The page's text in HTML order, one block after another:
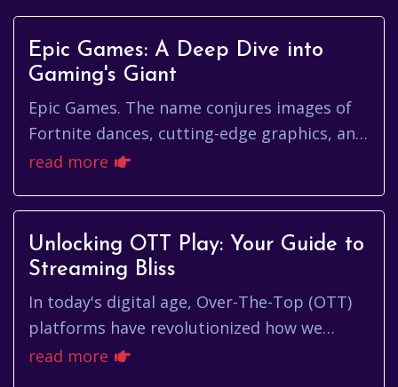
Epic Games: A Deep Dive into
Gaming's Giant
Epic Games. The name conjures images of
Fortnite dances, cutting-edge graphics, and
a digital storefront challenging the status
read more
Unlocking OTT Play: Your Guide to
Streaming Bliss
In today's digital age, Over-The-Top (OTT)
platforms have revolutionized how we
consume entertainment. Gone are the days
read more